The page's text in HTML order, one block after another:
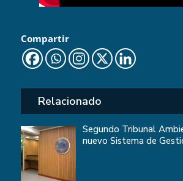
Compartir
Relacionado
Segundo Tribunal
nuevo Sistema de